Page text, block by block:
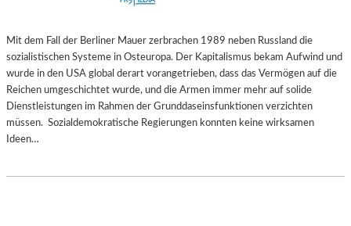
Mit dem Fall der Berliner Mauer zerbrachen 1989 neben Russland die
sozialistischen Systeme in Osteuropa. Der Kapitalismus bekam Aufwind und
wurde in den USA global derart vorangetrieben, dass das Vermögen auf die
Reichen umgeschichtet wurde, und die Armen immer mehr auf solide
Dienstleistungen im Rahmen der Grunddaseinsfunktionen verzichten
müssen. Sozialdemokratische Regierungen konnten keine wirksamen
Ideen…